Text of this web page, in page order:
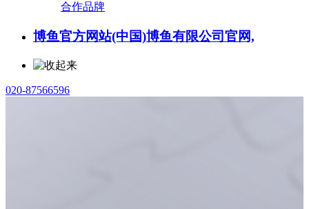
合作品牌
博鱼官方网站(中国)博鱼有限公司官网,
020-87566596